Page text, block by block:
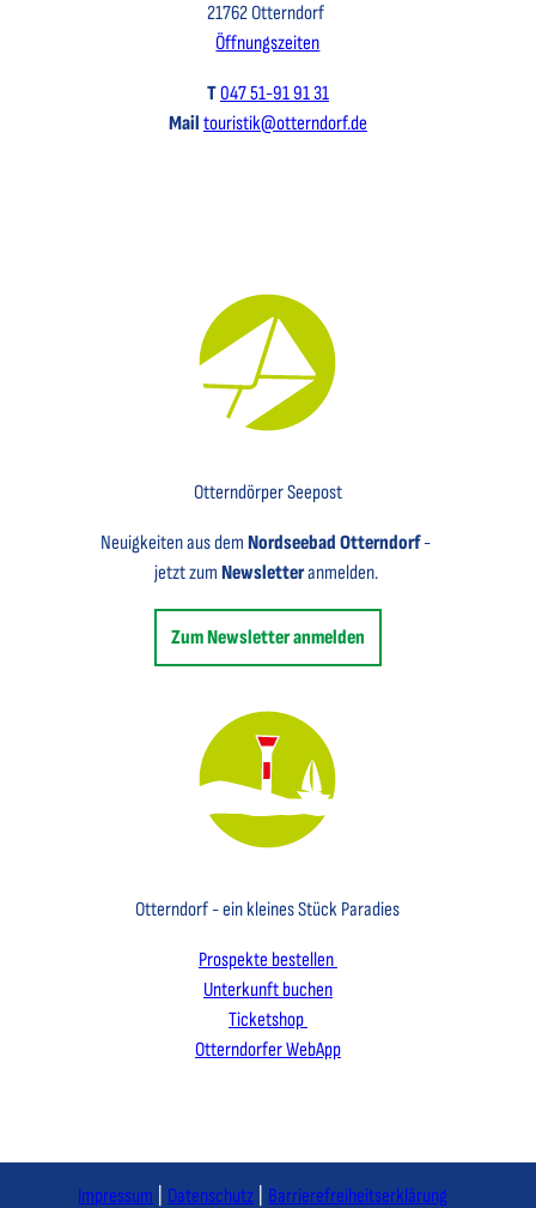
21762 Otterndorf
Öffnungszeiten
T047 51-91 91 31
Mail touristik@otterndorf.de
Otterndörper Seepost
Neuigkeiten aus demNordseebad Otterndorf-
jetzt zum Newsletteranmelden.
Zum Newsletter anmelden
Otterndorf - ein kleines Stück Paradies
Prospekte bestellen
Unterkunft buchen
Ticketshop
Otterndorfer WebApp
Impressum Datenschutz Barrierefreiheitserklärung